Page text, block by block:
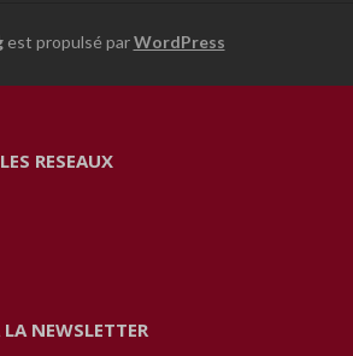
RESEAUX
NEWSLETTER
est propulsé parWordPress